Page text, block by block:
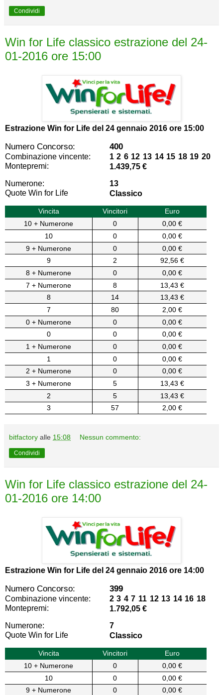
Condividi
Win for Life classico estrazione del 24-
01-2016 ore 15:00
Estrazione Win for Life del 24 gennaio 2016 ore 15:00
Numero Concorso: 400
Combinazione vincente:
1 2 6 12 13 14 15 18 19 20
Montepremi:
1.439,75 €
Numerone:
13
Quote Win for Life
Classico
Vincita Vincitori
Euro
10 + Numerone
0
0,00 €
10
0
0,00 €
9 + Numerone
0
0,00 €
9
2
92,56 €
8 + Numerone
0
0,00 €
7 + Numerone
8
13,43 €
8
14
13,43 €
7
80
2,00 €
0 + Numerone
0
0,00 €
0
0
0,00 €
1 + Numerone
0
0,00 €
1
0
0,00 €
2 + Numerone
0
0,00 €
3 + Numerone
5
13,43 €
2
5
13,43 €
3
57 2,00 €
bitfactory alle 15:08 Nessun commento:
Condividi
Win for Life classico estrazione del 24-
01-2016 ore 14:00
Estrazione Win for Life del 24 gennaio 2016 ore 14:00
Numero Concorso: 399
Combinazione vincente:
2 3 4 7 11 12 13 14 16 18
Montepremi:
1.792,05 €
Numerone:
7
Quote Win for Life
Classico
Vincita Vincitori
Euro
10 + Numerone
0
0,00 €
10
0
0,00 €
9 + Numerone
0
0,00 €